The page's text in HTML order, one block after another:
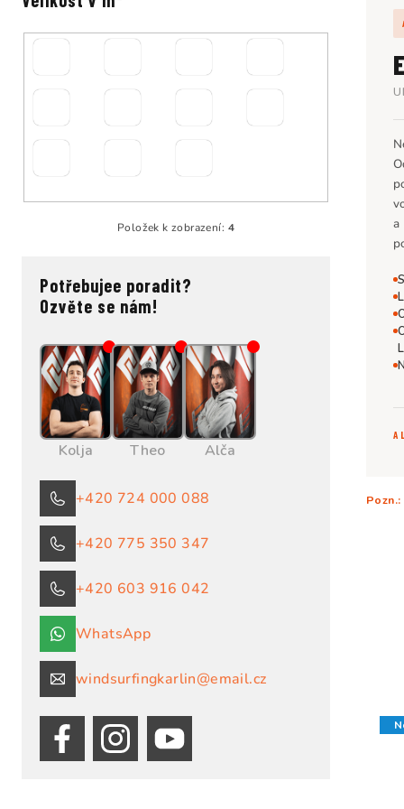
Položek k zobrazení: 4
Potřebujee poradit?
Ozvěte se nám!
Kolja Theo Alča
+420 724 000 088
+420 775 350 347
+420 603 916 042
WhatsApp
windsurfingkarlin@email.cz
a
Pozn.: